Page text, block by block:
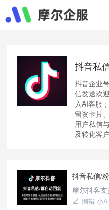
抖音私
抖音企业
信发送欢
入AI客服
留资卡片
用户私信
及转化客户
摩尔抖客
资卡片表
编辑-小A